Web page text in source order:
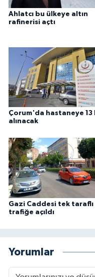
Ahlatcı bu ülkeye altın
rafinerisi açtı
Çorum'da hastaneye 13
alınacak
Gazi Caddesi tek taraflı
trafiğe açıldı
Yorumlar